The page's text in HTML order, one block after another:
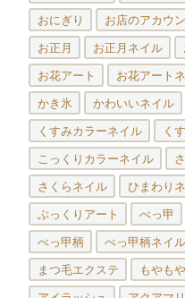
おにぎり お店のアカウ
お正月 お正月ネイル
お花アート お花アート
かき氷 かわいいネイル
くすみカラーネイル く
こっくりカラーネイル
さくらネイル ひまわり
ぷっくりアート べっ甲
べっ甲柄 べっ甲柄ネイル
まつ毛エクステ もやもや